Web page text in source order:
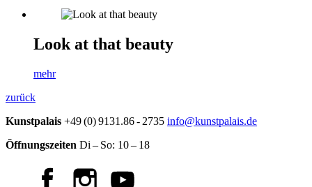
Look at that beauty
mehr
zurück
Kunstpalais +49 (0) 9131.86 - 2735 info@kunstpalais.de
Öffnungszeiten Di – So: 10 – 18